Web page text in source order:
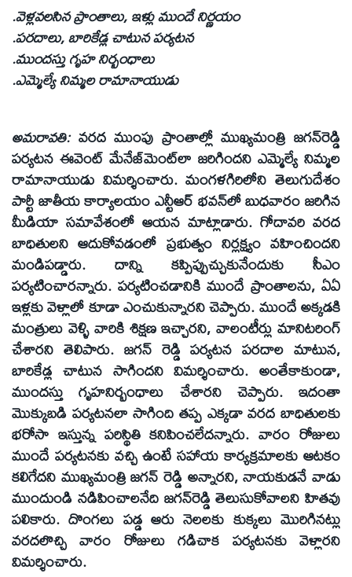
.వెళ్లవలసిన ప్రాంతాలు, ఇళ్లు ముందే నిర్ణయం
.పరదాలు, బారికేడ్ల చాటున పర్యటన
.ముందస్తు గృహ నిర్బంధాలు
.ఎమ్మెల్యే నిమ్మల రామానాయుడు
అమరావతి: వరద ముంపు ప్రాంతాల్లో ముఖ్యమంత్రి జగన్‌రెడ్డి
పర్యటన ఈవెంట్‌ మేనేజ్‌మెంట్‌లా జరిగిందని ఎమ్మెల్యే నిమ్మల
రామానాయుడు విమర్శించారు. మంగళగిరిలోని తెలుగుదేశం
పార్టీ జాతీయ కార్యాలయం ఎన్టీఆర్‌ భవన్‌లో బుధవారం జరిగిన
మీడియా సమావేశంలో ఆయన మాట్లాడారు. గోదావరి వరద
బాధితులని ఆదుకోవడంలో ప్రభుత్వం నిర్లక్ష్యం వహించిందని
మండిపడ్డారు. దాన్ని కప్పిప్పుచ్చుకునేందుకు సీఎం
పర్యటించారన్నారు. పర్యటించడానికి ముందే ప్రాంతాలను, ఏఏ
ఇళ్లకు వెళ్లాలో కూడా ఎంచుకున్నారని చెప్పారు. ముందే అక్కడకి
మంత్రులు వెళ్ళి వారికి శిక్షణ ఇచ్చారని, వాలంటీర్లు మానిటరింగ్‌
చేశారని తెలిపారు. జగన్‌ రెడ్డి పర్యటన పరదాల మాటున,
బారికేడ్ల చాటున సాగిందని విమర్శించారు. అంతేకాకుండా,
ముందస్తు గృహనిర్బంధాలు చేశారని చెప్పారు. ఇదంతా
మొక్కుబడి పర్యటనలా సాగింది తప్ప ఎక్కడా వరద బాధితులకు
భరోసా ఇస్తున్న పరిస్థితి కనిపించలేదన్నారు. వారం రోజులు
ముందే పర్యటనకు వచ్చి ఉంటే సహాయ కార్యక్రమాలకు ఆటకం
కలిగేదని ముఖ్యమంత్రి జగన్‌ రెడ్డి అన్నారని, నాయకుడనే వాడు
ముందుండి నడిపించాలనేది జగన్‌రెడ్డి తెలుసుకోవాలని హితవు
పలికారు. దొంగలు పడ్డ ఆరు నెలలకు కుక్కలు మొరిగినట్లు
వరదలొచ్చి వారం రోజులు గడిచాక పర్యటనకు వెళ్లారని
విమర్శించారు.